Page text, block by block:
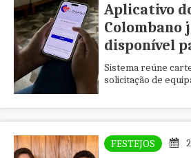
Aplicativo
Colombano
disponível
Sistema reúne
solicitação de
FESTEJOS